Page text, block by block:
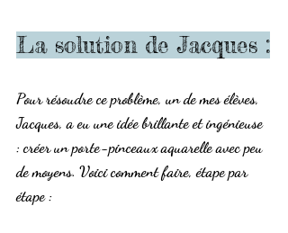
La solution de Jacques :
Pour résoudre ce problème, un de mes élèves,
Jacques, a eu une idée brillante et ingénieuse
: créer un porte-pinceaux aquarelle avec peu
de moyens. Voici comment faire, étape par
étape :